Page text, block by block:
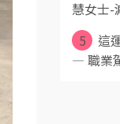
慧女士
5
這
— 職業